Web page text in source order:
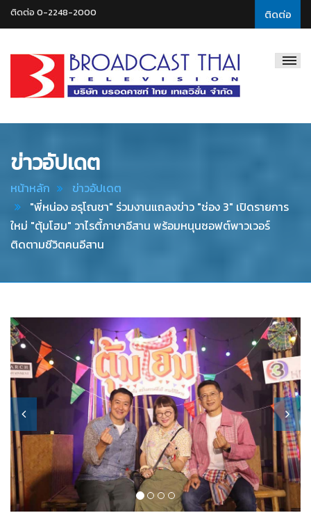
ติดต่อ
ติดต่อ 0-2248-2000
Thai
ข่าวอัปเดต
หน้าหลัก
ข่าวอัปเดต
"พี่หน่อง อรุโณชา" ร่วมงานแถลงข่าว "ช่อง 3" เปิดรายการ
ใหม่ "ตุ้มโฮม" วาไรตี้ภาษาอีสาน พร้อมหนุนซอฟต์พาวเวอร์
ติดตามชีวิตคนอีสาน